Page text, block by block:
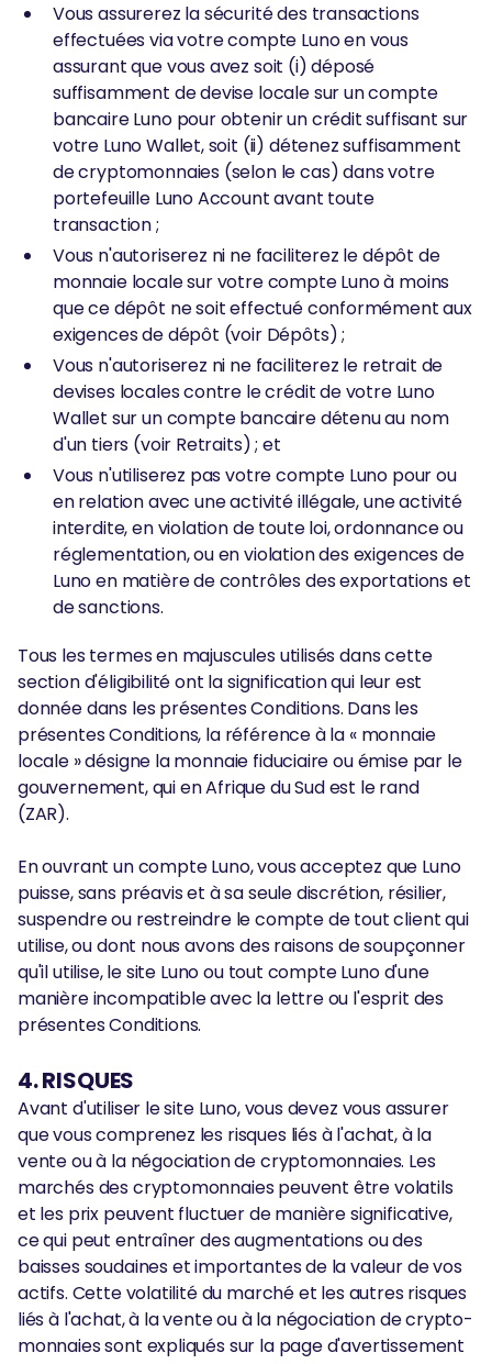
Vous assurerez la sécurité des transactions
effectuées via votre compte Luno en vous
assurant que vous avez soit (i) déposé
suffisamment de devise locale sur un compte
bancaire Luno pour obtenir un crédit suffisant sur
votre Luno Wallet, soit (ii) détenez suffisamment
de cryptomonnaies (selon le cas) dans votre
portefeuille Luno Account avant toute
transaction ;
Vous n'autoriserez ni ne faciliterez le dépôt de
monnaie locale sur votre compte Luno à moins
que ce dépôt ne soit effectué conformément aux
exigences de dépôt (voir Dépôts) ;
Vous n'autoriserez ni ne faciliterez le retrait de
devises locales contre le crédit de votre Luno
Wallet sur un compte bancaire détenu au nom
d'un tiers (voir Retraits) ; et
Vous n'utiliserez pas votre compte Luno pour ou
en relation avec une activité illégale, une activité
interdite, en violation de toute loi, ordonnance ou
réglementation, ou en violation des exigences de
Luno en matière de contrôles des exportations et
de sanctions.
Tous les termes en majuscules utilisés dans cette
section d'éligibilité ont la signification qui leur est
donnée dans les présentes Conditions. Dans les
présentes Conditions, la référence à la « monnaie
locale » désigne la monnaie fiduciaire ou émise par le
gouvernement, qui en Afrique du Sud est le rand
(ZAR).
En ouvrant un compte Luno, vous acceptez que Luno
puisse, sans préavis et à sa seule discrétion, résilier,
suspendre ou restreindre le compte de tout client qui
utilise, ou dont nous avons des raisons de soupçonner
qu'il utilise, le site Luno ou tout compte Luno d'une
manière incompatible avec la lettre ou l'esprit des
présentes Conditions.
4. RISQUES
Avant d'utiliser le site Luno, vous devez vous assurer
que vous comprenez les risques liés à l'achat, à la
vente ou à la négociation de cryptomonnaies. Les
marchés des cryptomonnaies peuvent être volatils
et les prix peuvent fluctuer de manière significative,
ce qui peut entraîner des augmentations ou des
baisses soudaines et importantes de la valeur de vos
actifs. Cette volatilité du marché et les autres risques
liés à l'achat, à la vente ou à la négociation de crypto-
monnaies sont expliqués sur la page d'avertissement